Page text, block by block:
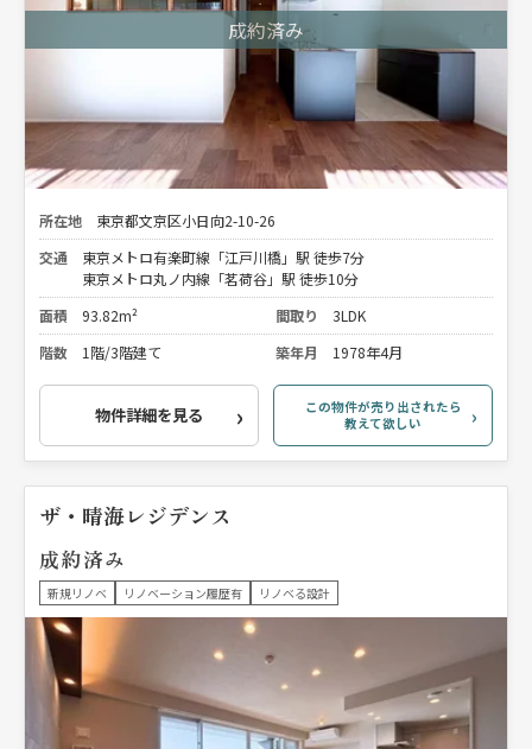
所在地
東京都文京区小日向2-10-26
交通
東京メトロ有楽町線「江戸川橋」駅 徒歩7分
東京メトロ丸ノ内線「茗荷谷」駅 徒歩10分
面積
93.82m² 間取り
3LDK
階数
1階/3階建て 築年月 1978年4月
物件詳細を見る
この物件が売り出されたら
教えて欲しい
ザ・晴海レジデンス
成約済み
新規リノベ リノベーション履歴有 リノベる設計